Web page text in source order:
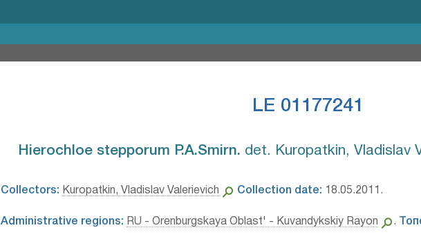
LE 01177241
Hierochloe stepporum P.A.Smirn.⁣ det. Kuropatkin, Vladislav
Collectors: Kuropatkin, Vladislav Valerievich Collection date: 18.05.2011.
Administrative regions: RU - Orenburgskaya Oblast' - Kuvandykskiy Rayon .